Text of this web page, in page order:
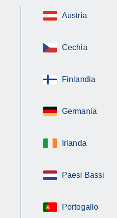
Austria
Cechia
Finlandia
Germania
Irlanda
Paesi Bassi
Portogallo